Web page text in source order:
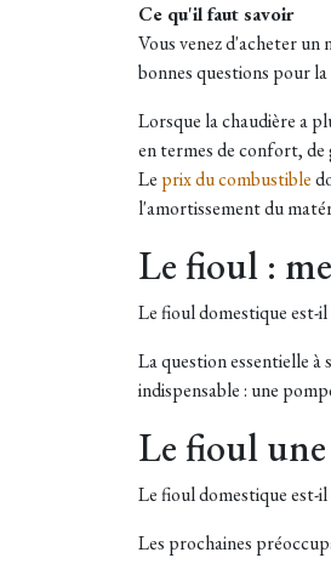
Ce qu'il faut savoir
Vous venez d'acheter un
bonnes questions pour
Lorsque la chaudière a
en termes de confort, de
Le prix du combustible
l'amortissement du
Le fioul :
Le fioul domestique est-
La question essentielle à
indispensable : une
Le fioul
Le fioul domestique est-il
Les prochaines